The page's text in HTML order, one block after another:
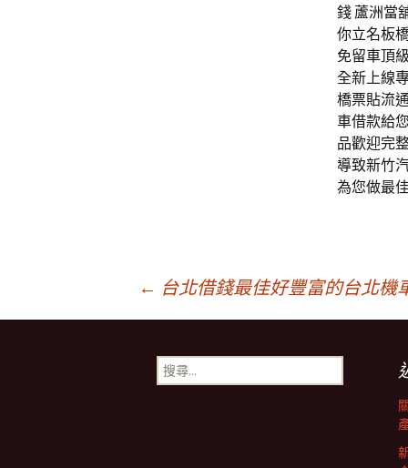
錢 蘆洲當
你立名板
免留車頂
全新上線
橋票貼流
車借款給
品歡迎完
導致新竹
為您做最
← 台北借錢最佳好豐富的台北機
搜
尋